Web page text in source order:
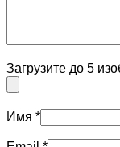
Загрузите до 5
Имя *